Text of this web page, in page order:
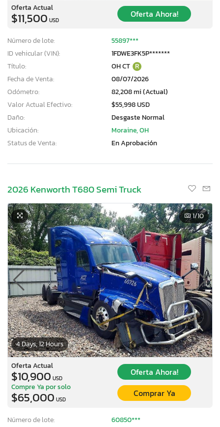
Oferta Actual
$11,500 USD
Oferta Ahora!
Número de lote:
55897***
ID vehicular (VIN):
1FDWE3FK5P*******
Título:
OH CT R
Fecha de Venta:
08/07/2026
Odómetro:
82,208 mi (Actual)
Valor Actual Efectivo:
$55,998 USD
Daño:
Desgaste Normal
Ubicación:
Moraine, OH
Status de Venta:
En Aprobación
2026 Kenworth T680 Semi Truck
4 Days, 12 Hours
1/10
Oferta Actual
$10,900 USD
Oferta Ahora!
Compre Ya por solo
$65,000 USD
Comprar Ya
Número de lote:
60850***